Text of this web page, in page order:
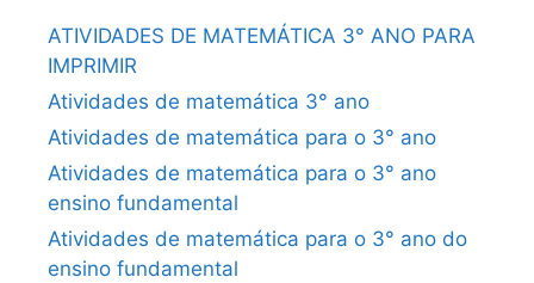
ATIVIDADES DE MATEMÁTICA 3° ANO PARA
IMPRIMIR
Atividades de matemática 3° ano
Atividades de matemática para o 3° ano
Atividades de matemática para o 3° ano
ensino fundamental
Atividades de matemática para o 3° ano do
ensino fundamental